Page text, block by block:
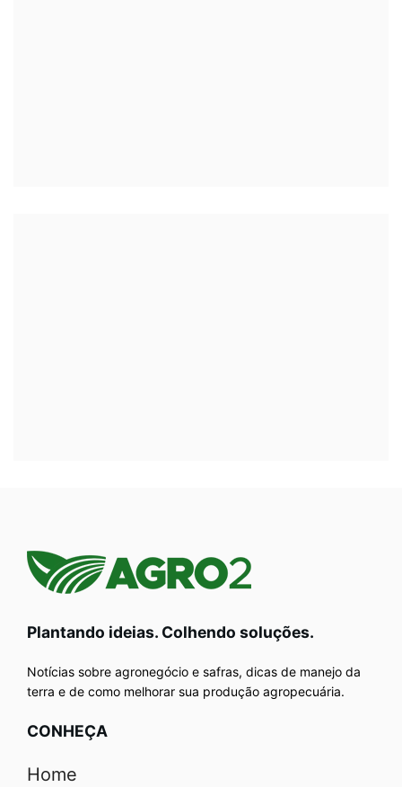
Plantando ideias. Colhendo soluções.
Notícias sobre agronegócio e safras, dicas de manejo da
terra e de como melhorar sua produção agropecuária.
CONHEÇA
Home